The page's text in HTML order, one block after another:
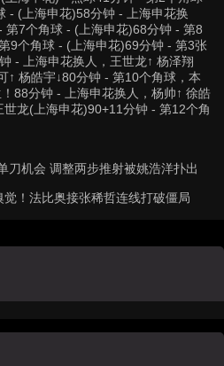
- (上海申花)58分钟 - 上海申花换
第7个角球 - (上海申花)68分钟 - 第8
9个角球 - (上海申花)69分钟 - 第3张
- 上海申花换人，王世龙↑ 杨泽翔
↑ 杨皓宇↓80分钟 - 第10个角球，本
88分钟 - 上海申花换人，杨帅↑ 徐皓
龙(上海申花)90+11分钟 - 第12个角
刀机会 调整两步推射被姚浩洋扑出
！法比奥接张稀哲连线打破僵局